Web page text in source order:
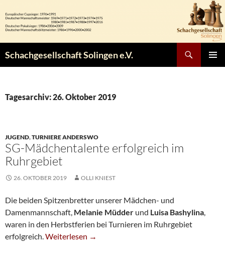
Inhalt
springen
Schachgesellschaft Solingen e.V.
Tagesarchiv: 26. Oktober 2019
JUGEND,TURNIERE ANDERSWO
SG-Mädchentalente erfolgreich im
Ruhrgebiet
26. OKTOBER 2019 OLLI KNIEST
Die beiden Spitzenbretter unserer Mädchen- und
Damenmannschaft, Melanie Müdder und Luisa Bashylina,
waren in den Herbstferien bei Turnieren im Ruhrgebiet
erfolgreich.SG-Mädchentalente Erfolgreich Im Ruhrgebiet
Weiterlesen →